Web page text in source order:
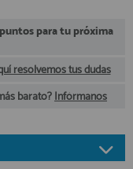
para tu próxima
resolvemos tus dudas
barato?Infórmanos